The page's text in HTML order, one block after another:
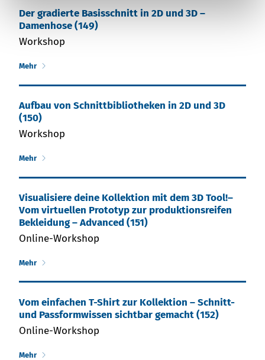
Der gradierte Basisschnitt in 2D und 3D –
Damenhose (149)
Workshop
Mehr
Aufbau von Schnittbibliotheken in 2D und 3D
(150)
Workshop
Mehr
Visualisiere deine Kollektion mit dem 3D Tool!–
Vom virtuellen Prototyp zur produktionsreifen
Bekleidung – Advanced (151)
Online-Workshop
Mehr
Vom ein­fa­chen T-Shirt zur Kol­lek­tion – Schnitt-
und Pass­form­wis­sen sicht­bar ge­macht (152)
Online-Workshop
Mehr